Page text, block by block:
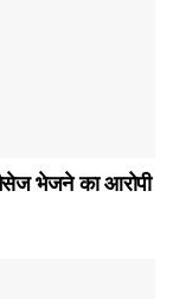
भेजने का आरोपी